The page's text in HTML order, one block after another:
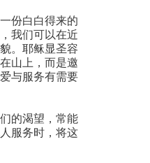
份白白得来的
我们可以在近
。耶稣显圣容
山上，而是邀
与服务有需要
的渴望，常能
服务时，将这